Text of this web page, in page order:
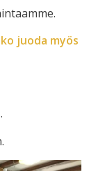
juoda myös